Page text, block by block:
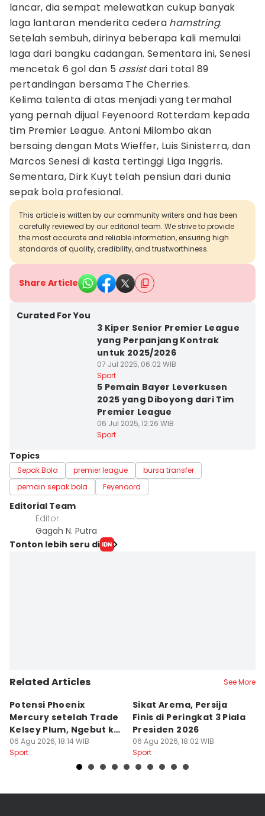
lancar, dia sempat melewatkan cukup banyak
laga lantaran menderita cedera hamstring.
Setelah sembuh, dirinya beberapa kali memulai
laga dari bangku cadangan. Sementara ini, Senesi
mencetak 6 gol dan 5 assistdari total 89
pertandingan bersama The Cherries.
Kelima talenta di atas menjadi yang termahal
yang pernah dijual Feyenoord Rotterdam kepada
tim Premier League. Antoni Milombo akan
bersaing dengan Mats Wieffer, Luis Sinisterra, dan
Marcos Senesi di kasta tertinggi Liga Inggris.
Sementara, Dirk Kuyt telah pensiun dari dunia
sepak bola profesional.
This article is written by our community writers and has been
carefully reviewed by our editorial team. We strive to provide
the most accurate and reliable information, ensuring high
standards of quality, credibility, and trustworthiness.
Share Article
Curated For You
3 Kiper Senior Premier League
yang Perpanjang Kontrak
untuk 2025/2026
07 Jul 2025, 06:02 WIB
Sport
5 Pemain Bayer Leverkusen
2025 yang Diboyong dari Tim
Premier League
06 Jul 2025, 12:26 WIB
Sport
Topics
Sepak Bola premier league
bursa transfer
pemain sepak bola
Feyenoord
Editorial Team
Editor
Gagah N. Putra
Tonton lebih seru di
Related Articles See More
Potensi Phoenix
Mercury setelah Trade
Kelsey Plum, Ngebut ke
Playoff?
06 Agu 2026, 18:14 WIB
Sport
Sikat Arema, Persija
Finis di Peringkat 3 Piala
Presiden 2026
06 Agu 2026, 18:02 WIB
Sport